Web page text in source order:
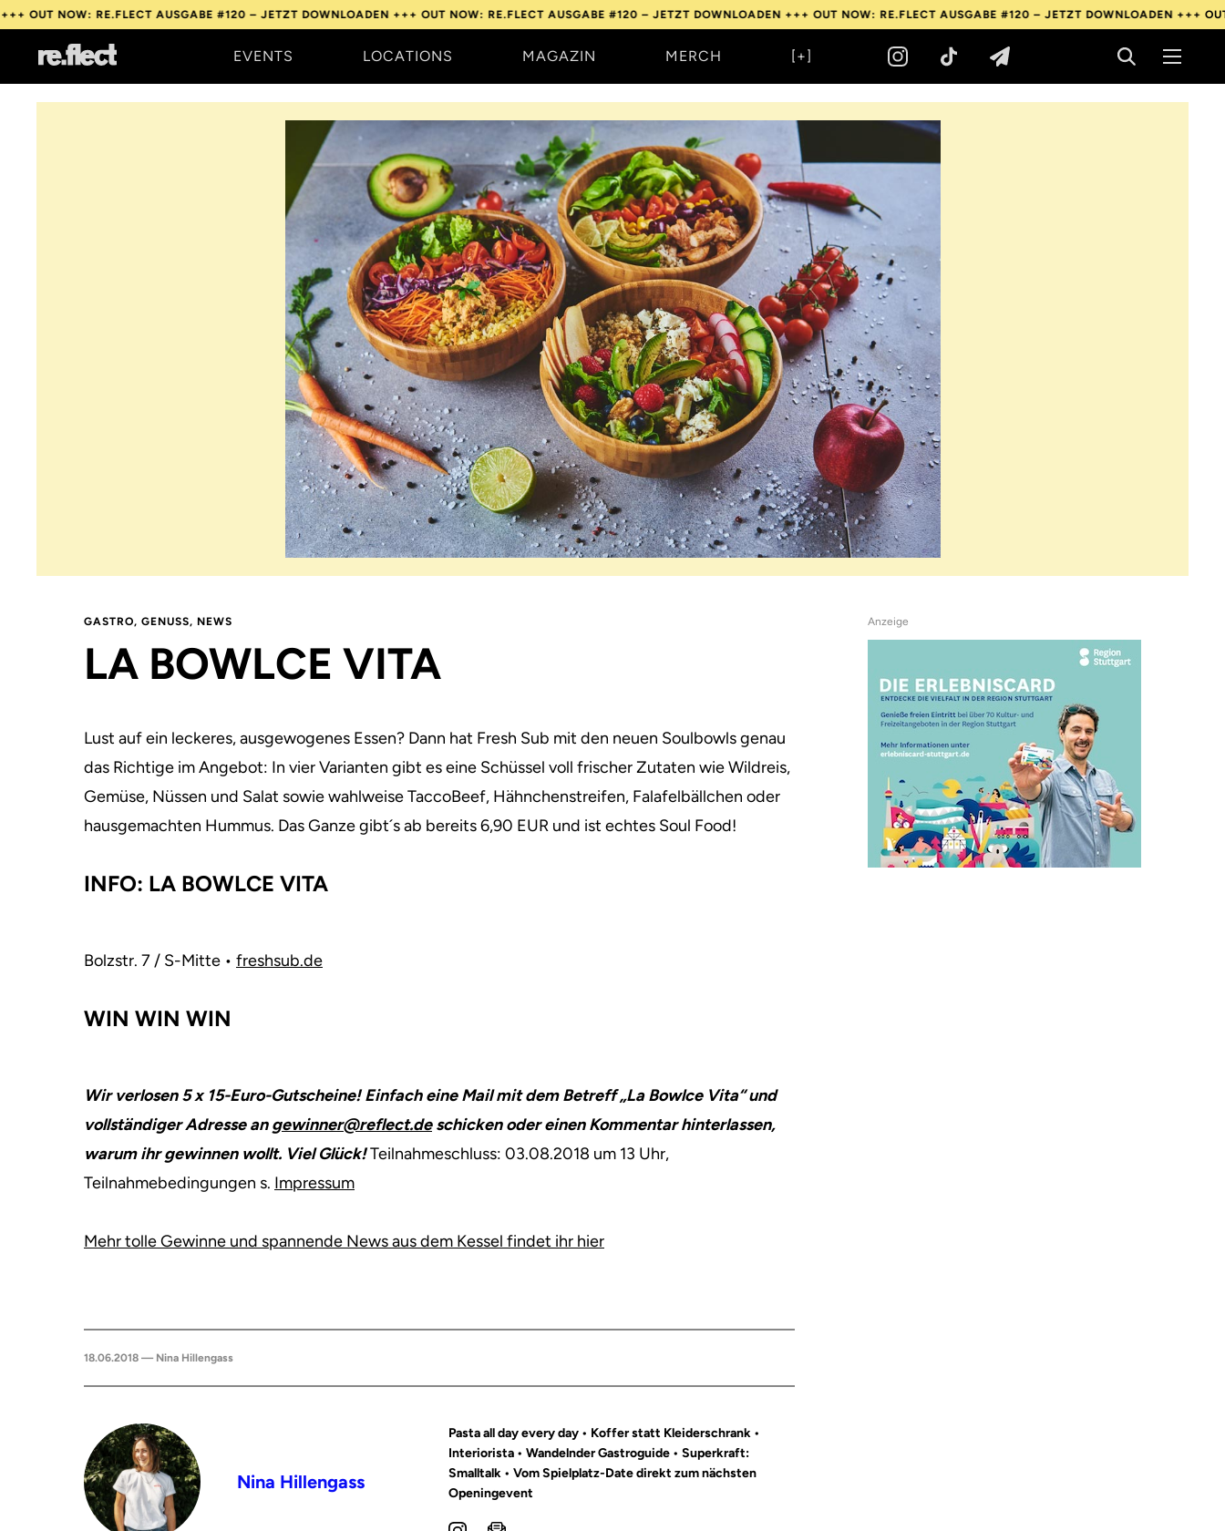
RE.FLECT AUSGABE #120 – JETZT DOWNLOADEN +++OUT NOW: RE.FLECT AUSGABE #120 – JETZT DOWNLOADEN +++OUT NOW: RE.FLECT AUSGABE #120 – JETZT DOWNLOADEN +++OUT NOW:
EVENTS LOCATIONS MAGAZIN MERCH [+]
GASTRO, GENUSS, NEWS
LA BOWLCE VITA
Lust auf ein leckeres, ausgewogenes Essen? Dann hat Fresh Sub mit den neuen Soulbowls genau
das Richtige im Angebot: In vier Varianten gibt es eine Schüssel voll frischer Zutaten wie Wildreis,
Gemüse, Nüssen und Salat sowie wahlweise TaccoBeef, Hähnchenstreifen, Falafelbällchen oder
hausgemachten Hummus. Das Ganze gibt´s ab bereits 6,90 EUR und ist echtes Soul Food!
INFO: LA BOWLCE VITA
Bolzstr. 7 / S-Mitte • freshsub.de
WIN WIN WIN
Wir verlosen 5 x 15-Euro-Gutscheine! Einfach eine Mail mit dem Betreff „La Bowlce Vita“ und
vollständiger Adresse angewinner@reflect.deschicken oder einen Kommentar hinterlassen,
warum ihr gewinnen wollt. Viel Glück!Teilnahmeschluss: 03.08.2018 um 13 Uhr,
Teilnahmebedingungen s. Impressum
Mehr tolle Gewinne und spannende News aus dem Kessel findet ihr hier
18.06.2018 — Nina Hillengass
Nina Hillengass
Pasta all day every day • Koffer statt Kleiderschrank •
Interiorista • Wandelnder Gastroguide • Superkraft:
Smalltalk • Vom Spielplatz-Date direkt zum nächsten
Openingevent
Anzeige